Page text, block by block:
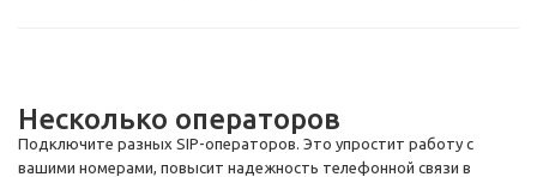
Несколько операторов
Подключите разных SIP-операторов. Это упростит работу с
вашими номерами, повысит надежность телефонной связи в